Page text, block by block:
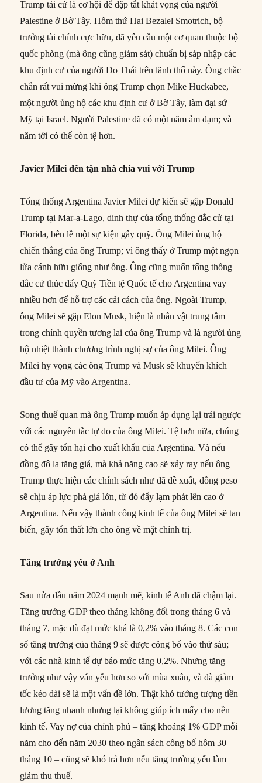
Trump tái cử là cơ hội để dập tắt khát vọng của người
Palestine ở Bờ Tây. Hôm thứ Hai Bezalel Smotrich, bộ
trưởng tài chính cực hữu, đã yêu cầu một cơ quan thuộc bộ
quốc phòng (mà ông cũng giám sát) chuẩn bị sáp nhập các
khu định cư của người Do Thái trên lãnh thổ này. Ông chắc
chắn rất vui mừng khi ông Trump chọn Mike Huckabee,
một người ủng hộ các khu định cư ở Bờ Tây, làm đại sứ
Mỹ tại Israel. Người Palestine đã có một năm ảm đạm; và
năm tới có thể còn tệ hơn.
Javier Milei đến tận nhà chia vui với Trump
Tổng thống Argentina Javier Milei dự kiến ​​sẽ gặp Donald
Trump tại Mar-a-Lago, dinh thự của tổng thống đắc cử tại
Florida, bên lề một sự kiện gây quỹ. Ông Milei ủng hộ
chiến thắng của ông Trump; vì ông thấy ở Trump một ngọn
lửa cánh hữu giống như ông. Ông cũng muốn tổng thống
đắc cử thúc đẩy Quỹ Tiền tệ Quốc tế cho Argentina vay
nhiều hơn để hỗ trợ các cải cách của ông. Ngoài Trump,
ông Milei sẽ gặp Elon Musk, hiện là nhân vật trung tâm
trong chính quyền tương lai của ông Trump và là người ủng
hộ nhiệt thành chương trình nghị sự của ông Milei. Ông
Milei hy vọng các ông Trump và Musk sẽ khuyến khích
đầu tư của Mỹ vào Argentina.
Song thuế quan mà ông Trump muốn áp dụng lại trái ngược
với các nguyên tắc tự do của ông Milei. Tệ hơn nữa, chúng
có thể gây tổn hại cho xuất khẩu của Argentina. Và nếu
đồng đô la tăng giá, mà khả năng cao sẽ xảy ray nếu ông
Trump thực hiện các chính sách như đã đề xuất, đồng peso
sẽ chịu áp lực phá giá lớn, từ đó đẩy lạm phát lên cao ở
Argentina. Nếu vậy thành công kinh tế của ông Milei sẽ tan
biến, gây tổn thất lớn cho ông về mặt chính trị.
Tăng trưởng yếu ở Anh
Sau nửa đầu năm 2024 mạnh mẽ, kinh tế Anh đã chậm lại.
Tăng trưởng GDP theo tháng không đổi trong tháng 6 và
tháng 7, mặc dù đạt mức khá là 0,2% vào tháng 8. Các con
số tăng trưởng của tháng 9 sẽ được công bố vào thứ sáu;
với các nhà kinh tế dự báo mức tăng 0,2%. Nhưng tăng
trưởng như vậy vẫn yếu hơn so với mùa xuân, và đà giảm
tốc kéo dài sẽ là một vấn đề lớn. Thật khó tưởng tượng tiền
lương tăng nhanh nhưng lại không giúp ích mấy cho nền
kinh tế. Vay nợ của chính phủ – tăng khoảng 1% GDP mỗi
năm cho đến năm 2030 theo ngân sách công bố hôm 30
tháng 10 – cũng sẽ khó trả hơn nếu tăng trưởng yếu làm
giảm thu thuế.